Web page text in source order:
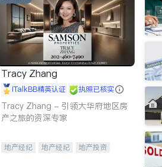
Tracy Zhang
iTalkBB精英认证 执照已核实
Tracy Zhang - 引领大华府地区房
产之旅的资深专家
地产经纪 地产经纪
地产投资